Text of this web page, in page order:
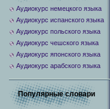
Аудиокурс немецкого языка
Аудиокурс испанского языка
Аудиокурс польского языка
Аудиокурс чешского языка
Аудиокурс японского языка
Аудиокурс арабского языка
Популярные словари